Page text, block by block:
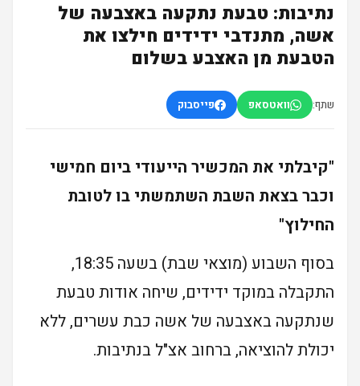
נתיבות: טבעת נתקעה באצבעה של
אשה, מתנדבי ידידים חילצו את
הטבעת מן האצבע בשלום
שתף: וואטסאפ פייסבוק
"קיבלתי את המכשיר הייעודי ביום חמישי
וכבר בצאת השבת השתמשתי בו לטובת
החילוץ"
בסוף השבוע (מוצאי שבת) בשעה 18:35,
התקבלה במוקד ידידים, שיחה אודות טבעת
שנתקעה באצבעה של אשה כבת עשרים, ללא
יכולת להוציאה, ברחוב אצ"ל בנתיבות.